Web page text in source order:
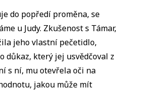
do popředí proměna, se
u Judy. Zkušenost s Támar,
jeho vlastní pečetidlo,
důkaz, který jej usvědčoval z
s ní, mu otevřela oči na
jakou může mít